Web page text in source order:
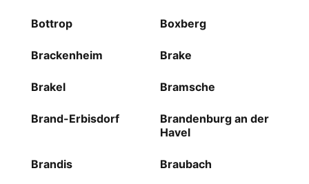
Bottrop Boxberg
Brackenheim Brake
Brakel Bramsche
Brand-Erbisdorf
Brandenburg an der
Havel
Brandis Braubach